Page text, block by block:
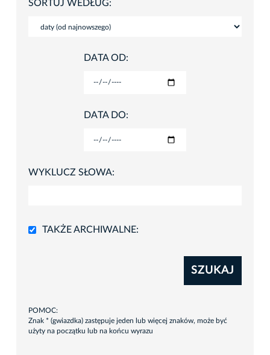
SORTUJ WEDŁUG:
DATA OD:
DATA DO:
WYKLUCZ SŁOWA:
TAKŻE ARCHIWALNE:
SZUKAJ
POMOC:
Znak * (gwiazdka) zastępuje jeden lub więcej znaków, może być
użyty na początku lub na końcu wyrazu